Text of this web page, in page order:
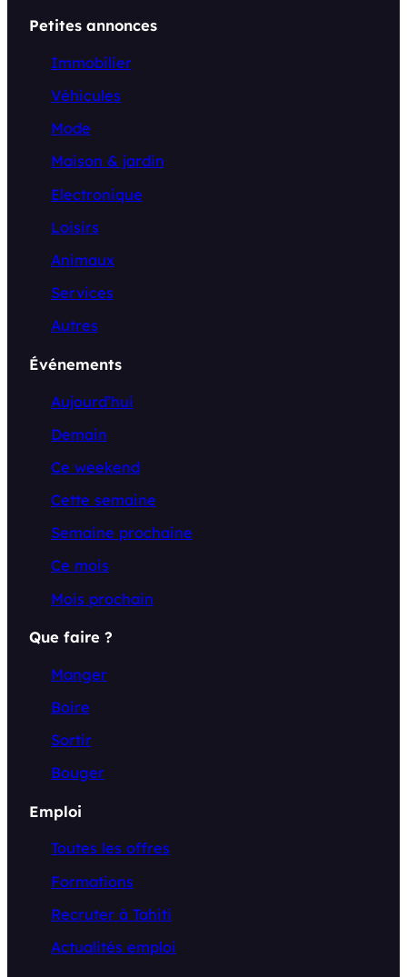
Petites annonces
Immobilier
Véhicules
Mode
Maison & jardin
Electronique
Loisirs
Animaux
Services
Autres
Événements
Aujourd’hui
Demain
Ce weekend
Cette semaine
Semaine prochaine
Ce mois
Mois prochain
Que faire ?
Manger
Boire
Sortir
Bouger
Emploi
Toutes les offres
Formations
Recruter à Tahiti
Actualités emploi